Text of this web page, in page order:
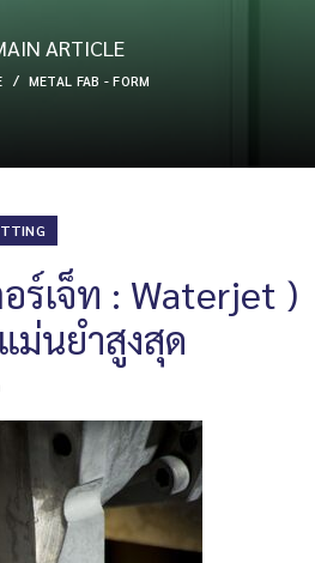
ARTICLE
METAL FAB - FORM
ร์เจ็ท : Waterjet )
นยำสูงสุด